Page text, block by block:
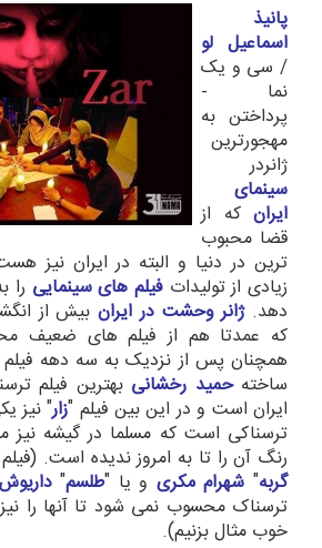
پانیذ
اسماعیل لو
/ سی و یک
نما -
پرداختن به
مهجورترین
ژانردر
سینمای
ایران که از
قضا محبوب
ترین در دنیا و البته در ایران
زیادی از تولیداتفیلم های سینمایی
دهد.ژانر وحشت در ایران بیش از
که عمدتا هم از فیلم های ضعیف
همچنان پس از نزدیک به سه دهه
ساختهحمید رخشانی بهترین فیلم
ایران است و در این بین فیلم "زار" نیز
ترسناکی است که مسلما در گیشه نیز
رنگ آن را تا به امروز ندیده است.
گربه" شهرام مکری و یا "طلسم"
ترسناک محسوب نمی شود تا آنها را
خوب مثال بزنیم).